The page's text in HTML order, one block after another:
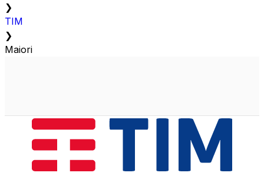
❯
TIM
❯
Maiori